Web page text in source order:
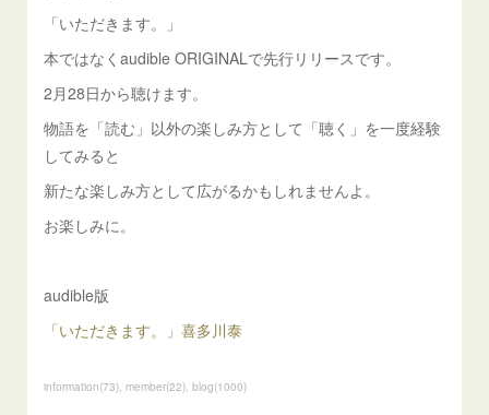
「いただきます。」
本ではなくaudible ORIGINALで先行リリースです。
2月28日から聴けます。
物語を「読む」以外の楽しみ方として「聴く」を一度経験
してみると
新たな楽しみ方として広がるかもしれませんよ。
お楽しみに。
audible版
「いただきます。」喜多川泰
information(73) member(22) blog(1000)